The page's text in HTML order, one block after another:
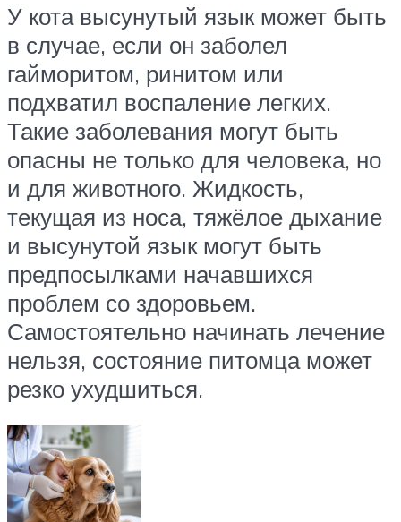
У кота высунутый язык может быть
в случае, если он заболел
гайморитом, ринитом или
подхватил воспаление легких.
Такие заболевания могут быть
опасны не только для человека, но
и для животного. Жидкость,
текущая из носа, тяжёлое дыхание
и высунутой язык могут быть
предпосылками начавшихся
проблем со здоровьем.
Самостоятельно начинать лечение
нельзя, состояние питомца может
резко ухудшиться.